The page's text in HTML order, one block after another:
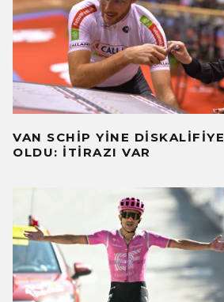
VAN SCHIP YINE DISKALIFIYE
OLDU: İTIRAZI VAR